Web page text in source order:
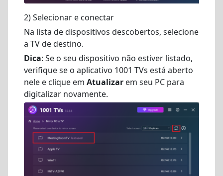
2) Selecionar e conectar
Na lista de dispositivos descobertos, selecione
a TV de destino.
Dica: Se o seu dispositivo não estiver listado,
verifique se o aplicativo 1001 TVs está aberto
nele e clique em Atualizar em seu PC para
digitalizar novamente.